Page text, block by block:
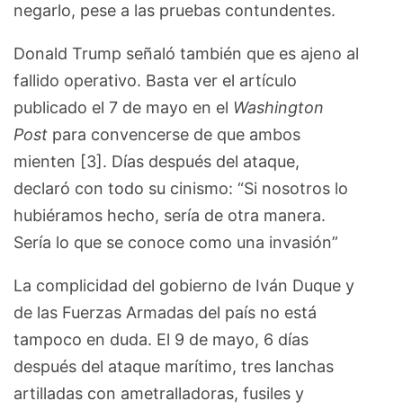
negarlo, pese a las pruebas contundentes.
Donald Trump señaló también que es ajeno al
fallido operativo. Basta ver el artículo
publicado el 7 de mayo en el Washington
Post para convencerse de que ambos
mienten [3]. Días después del ataque,
declaró con todo su cinismo: “Si nosotros lo
hubiéramos hecho, sería de otra manera.
Sería lo que se conoce como una invasión”
La complicidad del gobierno de Iván Duque y
de las Fuerzas Armadas del país no está
tampoco en duda. El 9 de mayo, 6 días
después del ataque marítimo, tres lanchas
artilladas con ametralladoras, fusiles y